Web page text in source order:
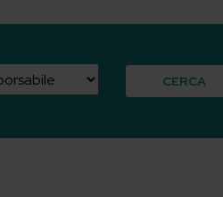
CERCA